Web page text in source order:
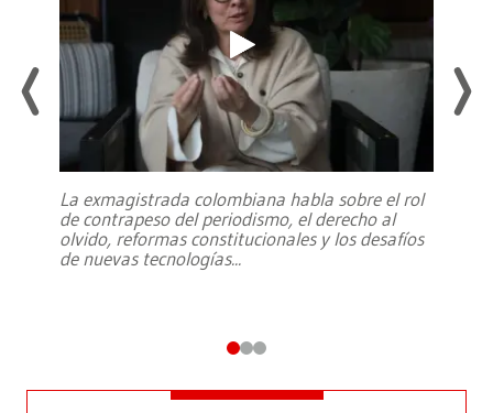
La exmagistrada colombiana habla sobre el rol
de contrapeso del periodismo, el derecho al
olvido, reformas constitucionales y los desafíos
de nuevas tecnologías...